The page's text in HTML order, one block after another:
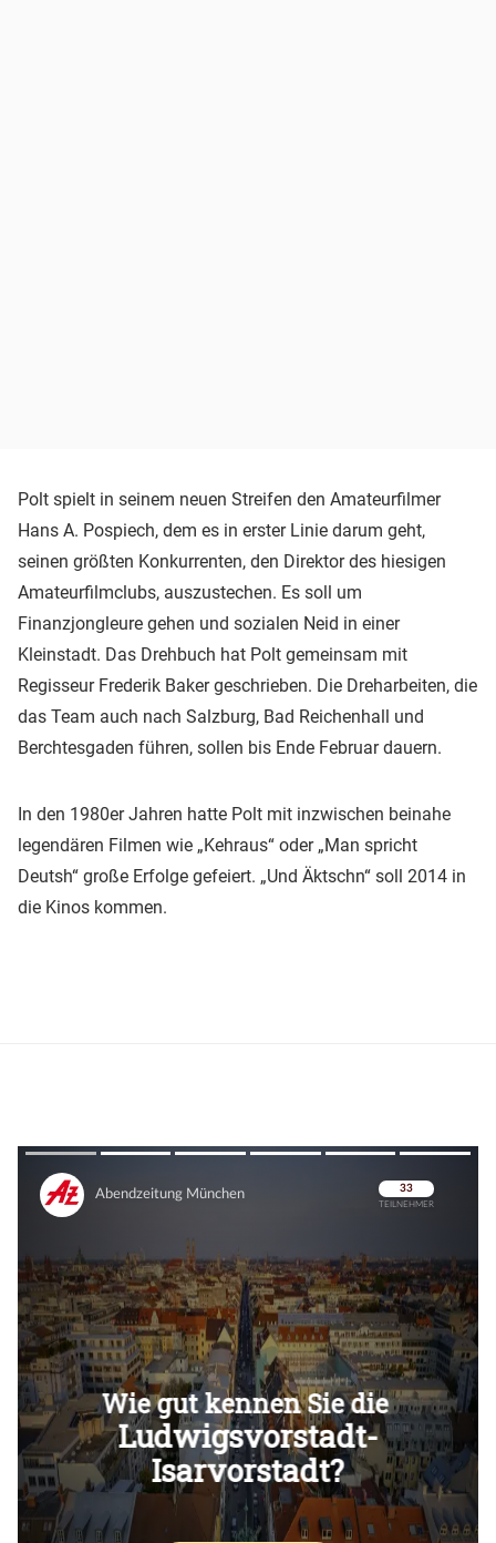
Polt spielt in seinem neuen Streifen den Amateurfilmer
Hans A. Pospiech, dem es in erster Linie darum geht,
seinen größten Konkurrenten, den Direktor des hiesigen
Amateurfilmclubs, auszustechen. Es soll um
Finanzjongleure gehen und sozialen Neid in einer
Kleinstadt. Das Drehbuch hat Polt gemeinsam mit
Regisseur Frederik Baker geschrieben. Die Dreharbeiten, die
das Team auch nach Salzburg, Bad Reichenhall und
Berchtesgaden führen, sollen bis Ende Februar dauern.
In den 1980er Jahren hatte Polt mit inzwischen beinahe
legendären Filmen wie „Kehraus“ oder „Man spricht
Deutsh“ große Erfolge gefeiert. „Und Äktschn“ soll 2014 in
die Kinos kommen.
Überspringen
Überspringen